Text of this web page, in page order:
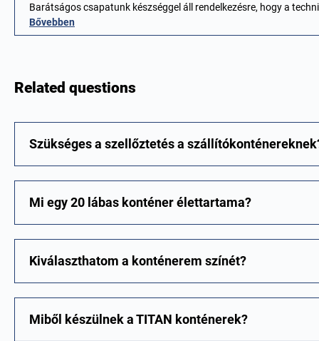
Barátságos csapatunk készséggel áll rendelkezésre, hogy a
Bővebben
Related questions
Szükséges a szellőztetés a
Mi egy 20 lábas konténer élettartama?
Kiválaszthatom a konténerem színét?
Miből készülnek a TITAN konténerek?